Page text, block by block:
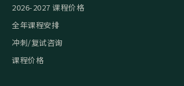
2026-2027 课程价格
全年课程安排
冲刺/复试咨询
课程价格